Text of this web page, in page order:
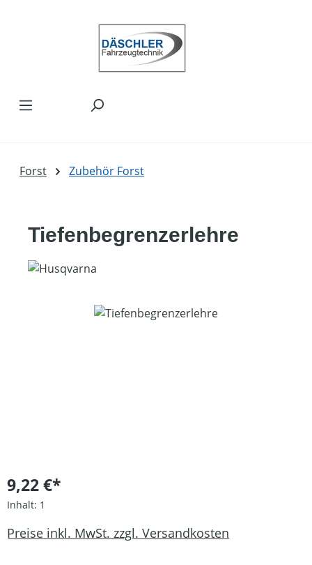
Forst Zubehör Forst
Tiefenbegrenzerlehre
Bildergalerie überspringen
9,22 €*
Inhalt: 1
Preise inkl. MwSt. zzgl. Versandkosten